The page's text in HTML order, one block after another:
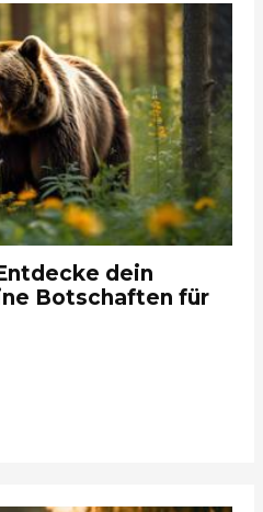
dein
Botschaften für